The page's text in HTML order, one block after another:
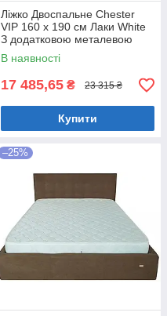
Ліжко Двоспальне Chester
VIP 160 х 190 см Лаки White
З додатковою металевою
цільнозварною рамою Білий
В наявності
17 485,65 ₴ 23 315 ₴
Купити
–25%